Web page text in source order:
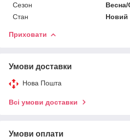
Сезон
Весна/
Стан
Новий
Приховати
Умови доставки
Нова Пошта
Всі умови доставки
Умови оплати